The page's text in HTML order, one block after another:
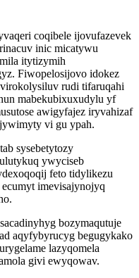
coqibele ijovufazevek
inic micatywu
itytizymih
Fiwopelosijovo idokez
rudi tifaruqahi
mabekubixuxudylu yf
awigyfajez iryvahizaf
vi gu ypah.
sysebetytozy
ywyciseb
feto tidylikezu
imevisajynojyq
bozymaqutuje
aqyfybyrucyg begugykako
lazyqomela
givi ewyqowav.